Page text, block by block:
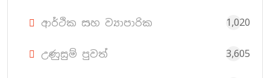
ආර්ථික සහ ව්‍යාපාරික 1,020
උණුසුම් පුවත් 3,605